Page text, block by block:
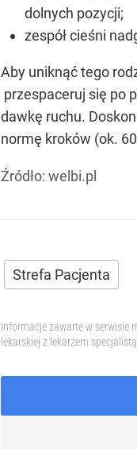
dolnych pozycji;
zespół cieśni
Aby uniknąć tego
przespaceruj się po
dawkę ruchu.
normę kroków (ok.
Źródło: welbi.pl
Strefa Pacjenta
Informacje zawarte w serwisie
lekarskiej z lekarzem specjalistą.